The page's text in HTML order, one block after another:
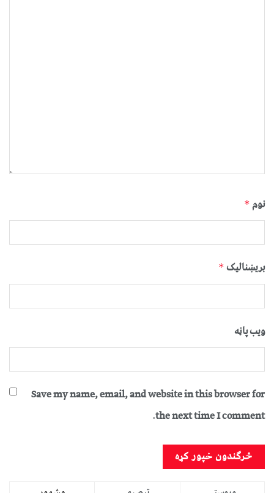
نوم *
بریښنالیک *
ویب پاڼه
Save my name, email, and website in this browser for
the next time I comment.